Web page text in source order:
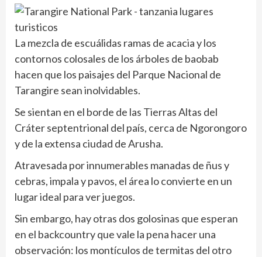
La mezcla de escuálidas ramas de acacia y los
contornos colosales de los árboles de baobab
hacen que los paisajes del Parque Nacional de
Tarangire sean inolvidables.
Se sientan en el borde de las Tierras Altas del
Cráter septentrional del país, cerca de Ngorongoro
y de la extensa ciudad de Arusha.
Atravesada por innumerables manadas de ñus y
cebras, impala y pavos, el área lo convierte en un
lugar ideal para ver juegos.
Sin embargo, hay otras dos golosinas que esperan
en el backcountry que vale la pena hacer una
observación: los montículos de termitas del otro